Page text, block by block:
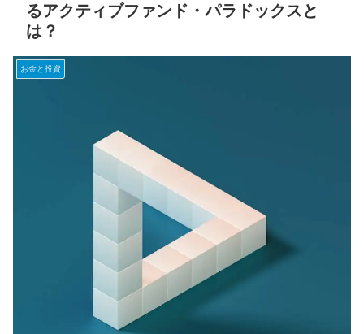
るアクティブファンド・パラドックスと
は？
お金と投資